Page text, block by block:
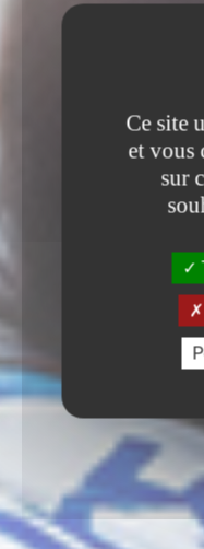
Ce site
et vous
sur